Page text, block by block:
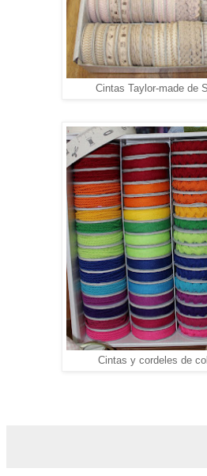
Cintas Taylor-made de
Cintas y cordeles de